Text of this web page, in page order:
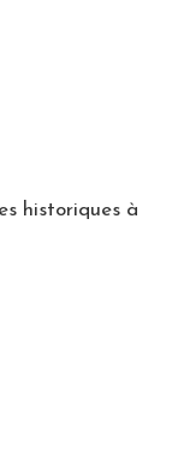
historiques à